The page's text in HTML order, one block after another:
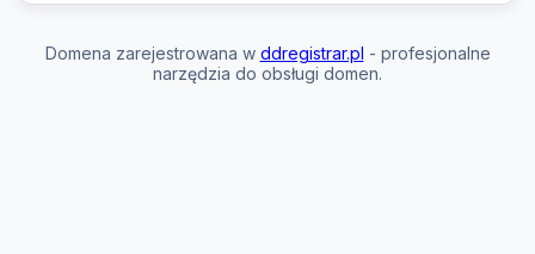
Domena zarejestrowana w ddregistrar.pl - profesjonalne
narzędzia do obsługi domen.